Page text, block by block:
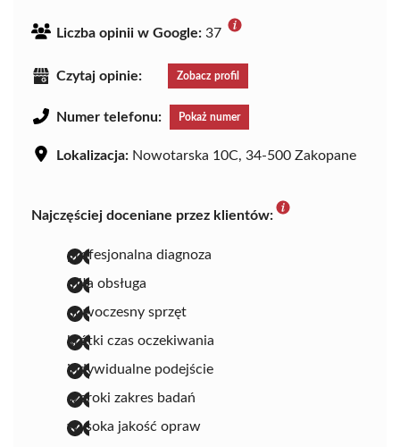
Liczba opinii w Google: 37
Czytaj opinie: Zobacz profil
Numer telefonu: Pokaż numer
Lokalizacja: Nowotarska 10C, 34-500 Zakopane
Najczęściej doceniane przez klientów:
profesjonalna diagnoza
miła obsługa
nowoczesny sprzęt
krótki czas oczekiwania
indywidualne podejście
szeroki zakres badań
wysoka jakość opraw